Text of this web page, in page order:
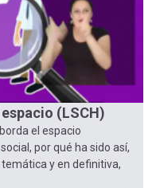
(LSCH)
el espacio
por qué ha sido así,
y en definitiva,